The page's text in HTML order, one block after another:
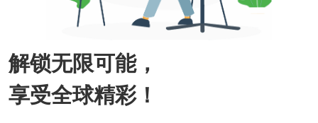
解锁无限可能，
享受全球精彩！